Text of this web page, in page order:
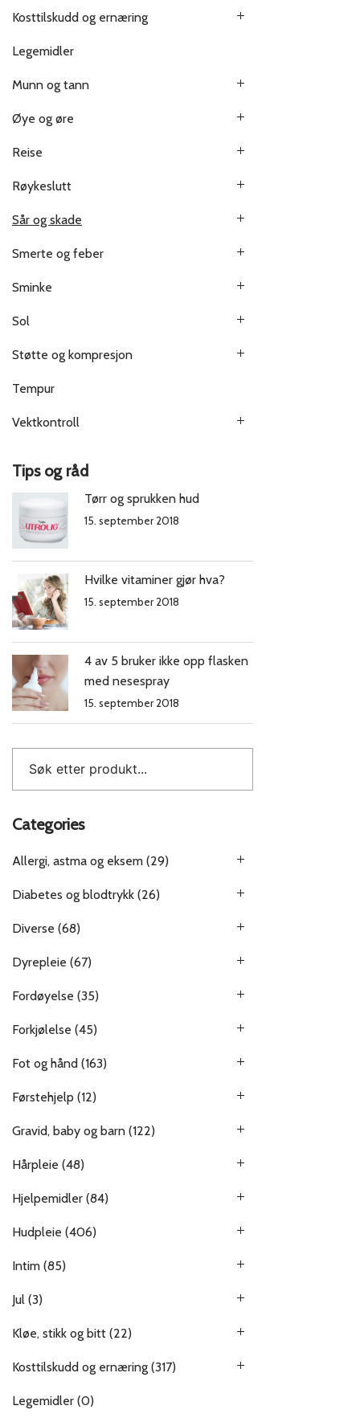
Kosttilskudd og ernæring
Legemidler
Munn og tann
Øye og øre
Reise
Røykeslutt
Sår og skade
Smerte og feber
Sminke
Sol
Støtte og kompresjon
Tempur
Vektkontroll
Tips og råd
Tørr og sprukken hud
15. september 2018
Hvilke vitaminer gjør hva?
15. september 2018
4 av 5 bruker ikke opp flasken
med nesespray
15. september 2018
Categories
Allergi, astma og eksem (29)
Diabetes og blodtrykk (26)
Diverse (68)
Dyrepleie (67)
Fordøyelse (35)
Forkjølelse (45)
Fot og hånd (163)
Førstehjelp (12)
Gravid, baby og barn (122)
Hårpleie (48)
Hjelpemidler (84)
Hudpleie (406)
Intim (85)
Jul (3)
Kløe, stikk og bitt (22)
Kosttilskudd og ernæring (317)
Legemidler (0)